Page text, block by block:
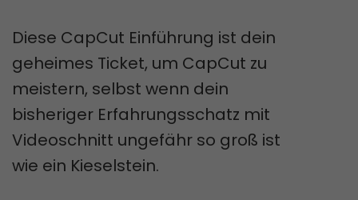
Diese CapCut Einführung ist dein
geheimes Ticket, um CapCut zu
meistern, selbst wenn dein
bisheriger Erfahrungsschatz mit
Videoschnitt ungefähr so groß ist
wie ein Kieselstein.